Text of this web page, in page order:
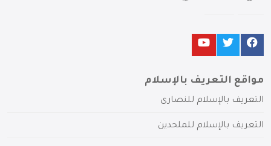
مواقع التعريف بالإسلام
التعريف بالإسلام للنصارى
التعريف بالإسلام للملحدين